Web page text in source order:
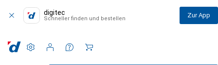
digitec
Schneller finden und bestellen Zur App
Einstellungen
Kundenkonto
Vergleichslisten
Merklisten
Warenkorb